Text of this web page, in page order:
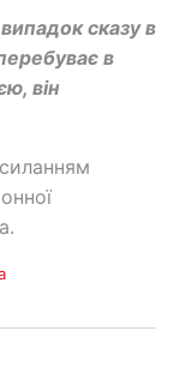
сказу в
в
він